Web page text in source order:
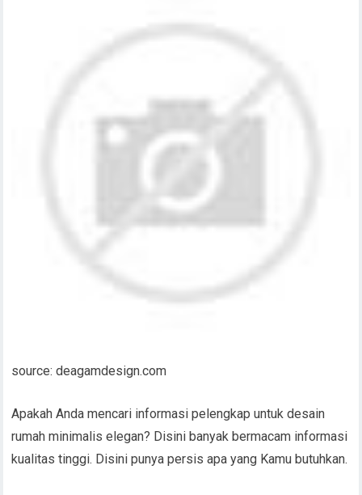
source: deagamdesign.com
Apakah Anda mencari informasi pelengkap untuk desain
rumah minimalis elegan? Disini banyak bermacam informasi
kualitas tinggi. Disini punya persis apa yang Kamu butuhkan.